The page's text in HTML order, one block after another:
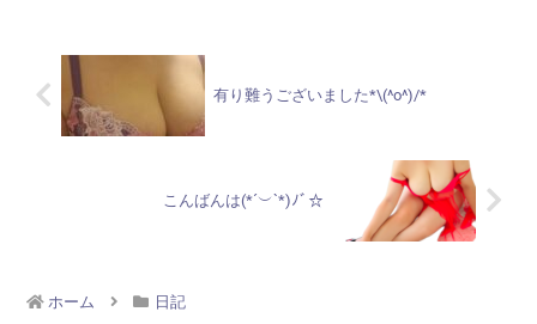
有り難うございました*\(^o^)/*
こんばんは(*´︶`*)ﾉﾞ☆
ホーム 日記